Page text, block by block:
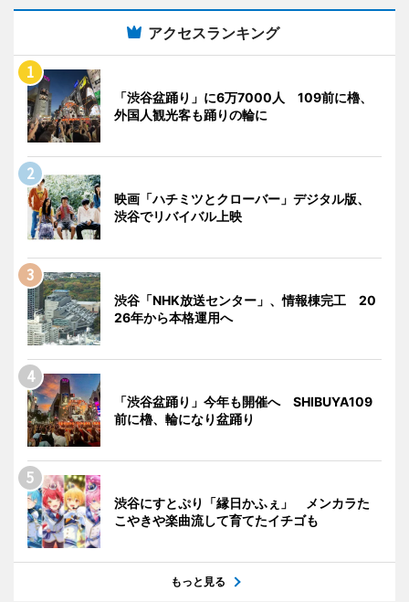
アクセスランキング
「渋谷盆踊り」に6万7000人 109前に櫓、
外国人観光客も踊りの輪に
映画「ハチミツとクローバー」デジタル版、
渋谷でリバイバル上映
渋谷「NHK放送センター」、情報棟完工 20
26年から本格運用へ
「渋谷盆踊り」今年も開催へ SHIBUYA109
前に櫓、輪になり盆踊り
渋谷にすとぷり「縁日かふぇ」 メンカラた
こやきや楽曲流して育てたイチゴも
もっと見る